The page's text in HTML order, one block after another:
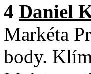
4 Daniel
Markéta
body.